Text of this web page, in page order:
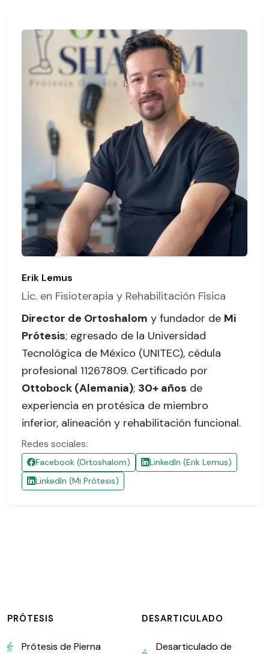
Erik Lemus
Lic. en Fisioterapia y Rehabilitación Física
Director de Ortoshalom y fundador de Mi
Prótesis; egresado de la Universidad
Tecnológica de México (UNITEC), cédula
profesional 11267809. Certificado por
Ottobock (Alemania); 30+ años de
experiencia en protésica de miembro
inferior, alineación y rehabilitación funcional.
Redes sociales:
Facebook (Ortoshalom)
LinkedIn (Erik Lemus)
LinkedIn (Mi Prótesis)
PRÓTESIS
Prótesis de Pierna
DESARTICULADO
Desarticulado de